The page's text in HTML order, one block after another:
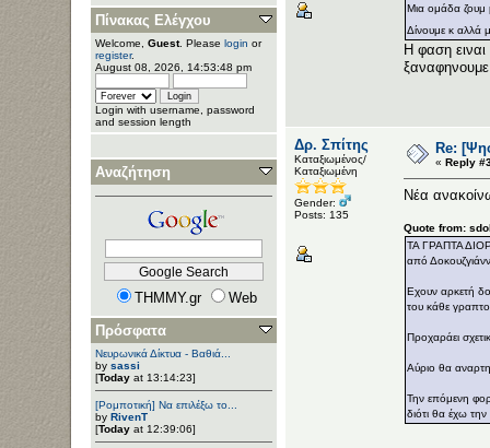
Πίνακας Ελέγχου
Welcome, Guest. Please login or
register.
August 08, 2026, 14:53:48 pm
Login with username, password
and session length
Αναζήτηση
THMMY.gr
Web
Πρόσφατα
Νευρωνικά Δίκτυα - Βαθιά...
by sassi
[Today at 13:14:23]
[Ρομποτική] Να επιλέξω το...
by RivenT
[Today at 12:39:06]
Μια ομάδα ζουμ
Δίνουμε κ
Η φαση
Δρ. Σπίτης
Καταξιωμένος/
Καταξιωμένη
Gender:
Posts: 135
Re:
« Reply
Νέα
Quote from:
ΤΑ ΓΡΑΠΤΑ
από
Εχουν αρκετή
του κάθε
Προχαράει
Αύριο θα
Την επόμενη
διότι θα έχω